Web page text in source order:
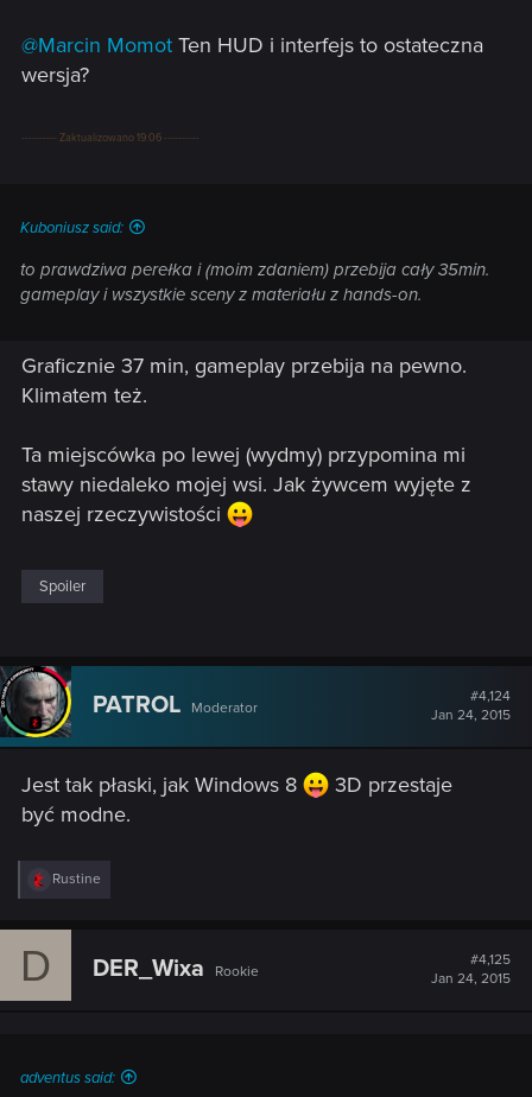
@Marcin Momot Ten HUD i interfejs to ostateczna
wersja?
---------- Zaktualizowano 19:06 ----------
Kuboniusz said:
to prawdziwa perełka i (moim zdaniem) przebija cały 35min.
gameplay i wszystkie sceny z materiału z hands-on.
Graficznie 37 min, gameplay przebija na pewno.
Klimatem też.
Ta miejscówka po lewej (wydmy) przypomina mi
stawy niedaleko mojej wsi. Jak żywcem wyjęte z
naszej rzeczywistości
Spoiler
PATROL Moderator
#4,124
Jan 24, 2015
Jest tak płaski, jak Windows 8
3D przestaje
być modne.
R
e
c
Rustine
D DER_Wixa Rookie
#4,125
Jan 24, 2015
adventus said: